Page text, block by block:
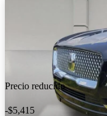
Precio reducido
-$5,415